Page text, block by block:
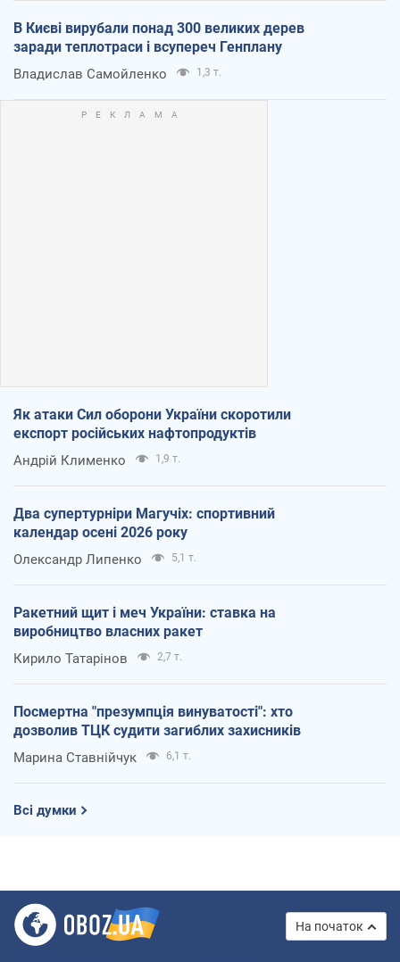
В Києві вирубали понад 300 великих дерев
заради теплотраси і всупереч Генплану
Владислав Самойленко 1,3 т.
Як атаки Сил оборони України скоротили
експорт російських нафтопродуктів
Андрій Клименко 1,9 т.
Два супертурніри Магучіх: спортивний
календар осені 2026 року
Олександр Липенко 5,1 т.
Ракетний щит і меч України: ставка на
виробництво власних ракет
Кирило Татарінов 2,7 т.
Посмертна "презумпція винуватості": хто
дозволив ТЦК судити загиблих захисників
Марина Ставнійчук 6,1 т.
Всі думки
На початок